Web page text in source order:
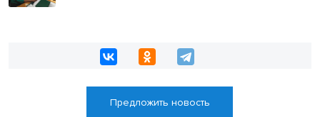
Предложить новость